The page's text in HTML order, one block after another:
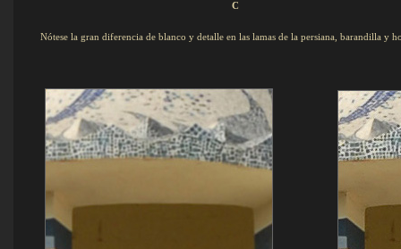
C
Nótese la gran diferencia de blanco y detalle en las lamas de la persiana, barandilla y